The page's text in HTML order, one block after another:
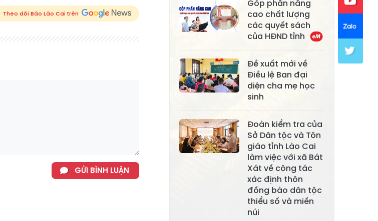
Theo dõi Báo Lào Cai trên
GỬI BÌNH LUẬN
Xã Mường Lai
Xã Cảm Nhân
Xã Thác Bà
Xã Yên Bình
Xã Bảo Ái
Xã Trấn Yên
Xã Hưng
Khánh
Thịnh
Xã Quy Mông
Xã Cốc San
Xã Hợp Thành
Xã Phong Hải
Xã Bảo Thắng
Xã Tằng Loỏng
Góp phần nâng
cao chất lượng
các quyết sách
của HĐND tỉnh
Đề xuất mới về
Điều lệ Ban đại
diện cha mẹ học
sinh
Đoàn kiểm tra của
Sở Dân tộc và Tôn
giáo tỉnh Lào Cai
làm việc với xã Bát
Xát về công tác
xác định thôn
đồng bào dân tộc
thiểu số và miền
núi